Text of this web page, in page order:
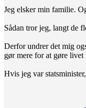
Jeg elsker min familie.
Sådan tror jeg, langt de
Derfor undrer det mig
gør mere for at gøre
Hvis jeg var